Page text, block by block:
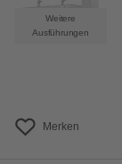
Weitere
Ausführungen
Merken